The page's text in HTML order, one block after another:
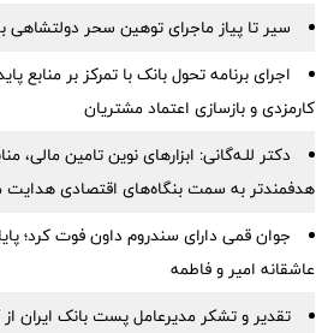
سیر تا پیاز ماجرای توهین سحر دولتشاهی
اجرای برنامه تحول بانک با تمرکز بر منابع
کارمزدی و بازسازی اعتماد مشتریان
دکتر للـه‌گانی: ابزارهای نوین تامین مالی،
هدفمندتر به سمت بنگاه‌های اقتصادی
جوان قمی دارای سندروم داون فوت کرد؛
عاشقانه امیر و فاطمه
تقدیر و تشکر مدیرعامل پست بانک ایران از